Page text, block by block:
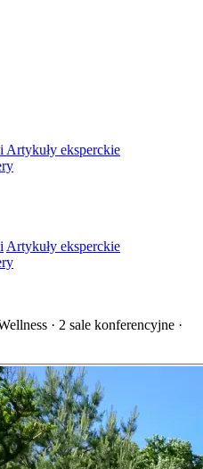
Artykuły eksperckie
Artykuły eksperckie
· 2 sale konferencyjne ·